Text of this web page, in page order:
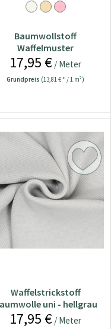
Baumwollstoff
Waffelmuster
dunkeljeansblau
17,95 € / Meter
Grundpreis (13,81 € * / 1 m²)
Waffelstrickstoff
uni - hellgrau
17,95 € / Meter